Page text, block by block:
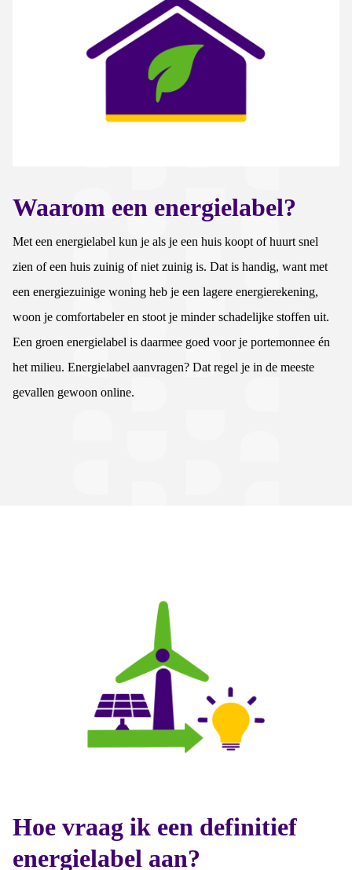
Waarom een energielabel?
Met een energielabel kun je als je een huis koopt of huurt snel
zien of een huis zuinig of niet zuinig is. Dat is handig, want met
een energiezuinige woning heb je een lagere energierekening,
woon je comfortabeler en stoot je minder schadelijke stoffen uit.
Een groen energielabel is daarmee goed voor je portemonnee én
het milieu. Energielabel aanvragen? Dat regel je in de meeste
gevallen gewoon online.
Hoe vraag ik een definitief
energielabel aan?